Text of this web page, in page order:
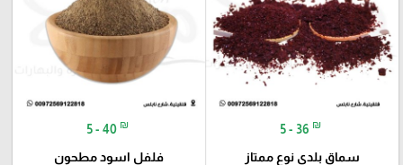
5 - 36 ₪
سماق بلدي نوع ممتاز
5 - 40 ₪
فلفل اسود مطحون